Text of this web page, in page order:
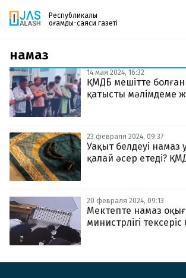
Республикалық
қоғамдық-саяси газеті
Жаңалықтар
Спорт
Live
Руханият
Аймақ
Архив
Заң және тәртіп
Редакциямен байланыс
+7 708 604 51 06
Жарнама бөлімі
Пошта
zhasalash100@gmail.com
Газетке жазылу
PDF форматтағы газетті ай сайын
поштаңызға алып отырыңыз. Жаңа
шыққан сәтте сізге бірден жіберіледі. Тек
намаз
14 мая 2024, 16:32
ҚМДБ мешітте
қатысты мәлімдеме
23 февраля 2024, 09:37
Уақыт белдеуі намаз
қалай әсер етеді?
20 февраля 2024, 09:13
Мектепте намаз
министрлігі